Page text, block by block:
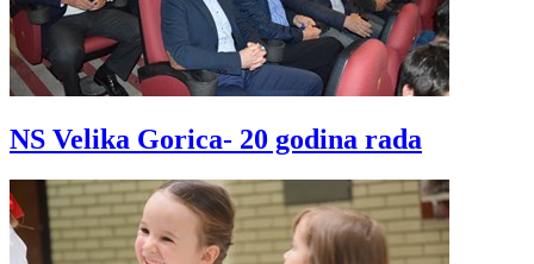
NS Velika Gorica- 20 godina rada